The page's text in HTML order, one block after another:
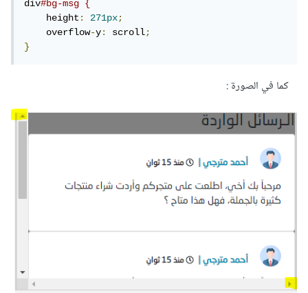
div#bg-msg {
    height
: 271px;
    overflow
-y: scroll;
}
كما في الصورة :